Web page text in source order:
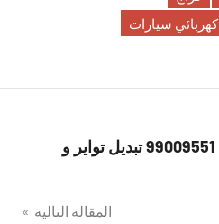
كهربائي سيارات
كراج بنشر متنقل مشرف 99009551‬ تبديل تواير و
المقالة التالية